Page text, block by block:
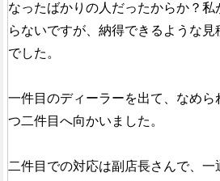
なったばかりの人だったからか？
らないですが、納得できるような
でした。
一件目のディーラーを出て、なめら
つ二件目へ向かいました。
二件目での対応は副店長さんで、一